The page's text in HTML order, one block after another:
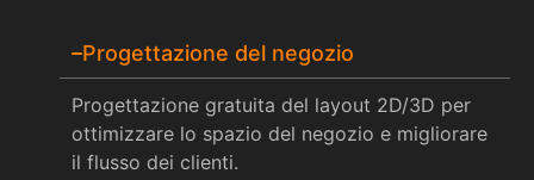
Progettazione del negozio
Progettazione gratuita del layout 2D/3D per
ottimizzare lo spazio del negozio e migliorare
il flusso dei clienti.